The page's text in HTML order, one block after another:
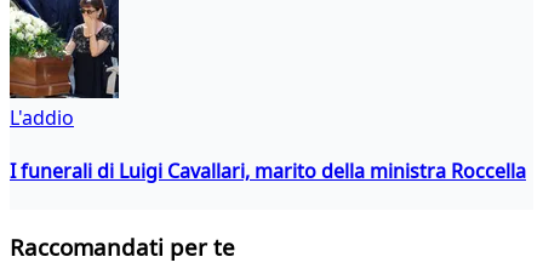
L'addio
I funerali di Luigi Cavallari, marito della ministra Roccella
Raccomandati per te